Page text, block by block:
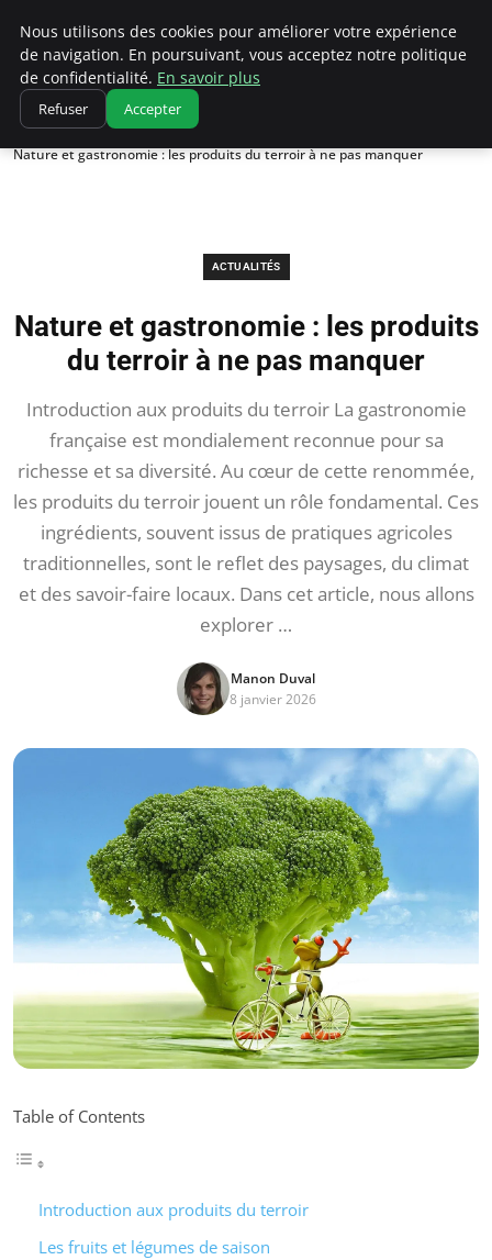
Correze Co
Accueil
Actualités
Nature et gastronomie : les produits du terroir à ne pas manquer
ACTUALITÉS
Nature et gastronomie : les produits
du terroir à ne pas manquer
Introduction aux produits du terroir La gastronomie
française est mondialement reconnue pour sa
richesse et sa diversité. Au cœur de cette renommée,
les produits du terroir jouent un rôle fondamental. Ces
ingrédients, souvent issus de pratiques agricoles
traditionnelles, sont le reflet des paysages, du climat
et des savoir-faire locaux. Dans cet article, nous allons
explorer …
Manon Duval
8 janvier 2026
Table of Contents
Introduction aux produits du terroir
Les fruits et légumes de saison
Nous utilisons des cookies pour améliorer votre expérience
de navigation. En poursuivant, vous acceptez notre politique
de confidentialité. En savoir plus
Refuser Accepter